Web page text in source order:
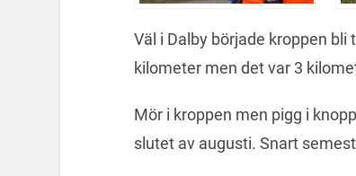
Väl i Dalby började kroppen
kilometer men det var 3
Mör i kroppen men pigg i
slutet av augusti. Snart